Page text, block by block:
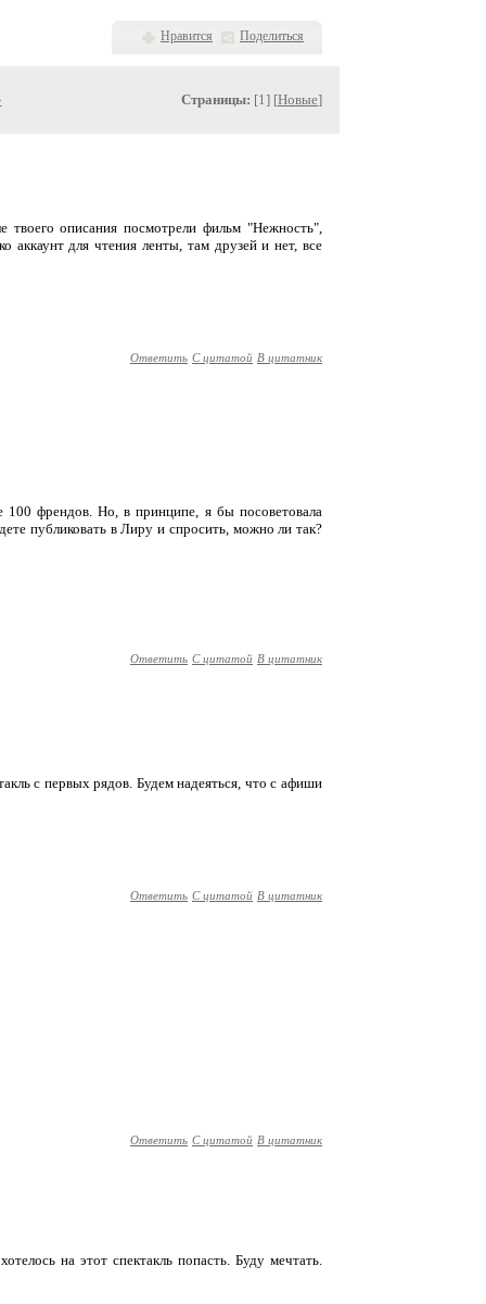
Нравится Поделиться
Страницы: [1] [Новые]
твоего описания посмотрели фильм "Нежность",
для чтения ленты, там друзей и нет, все
Ответить С цитатой В цитатник
френдов. Но, в принципе, я бы посоветовала
публиковать в Лиру и спросить, можно ли так?
Ответить С цитатой В цитатник
с первых рядов. Будем надеяться, что с афиши
Ответить С цитатой В цитатник
Ответить С цитатой В цитатник
на этот спектакль попасть. Буду мечтать.